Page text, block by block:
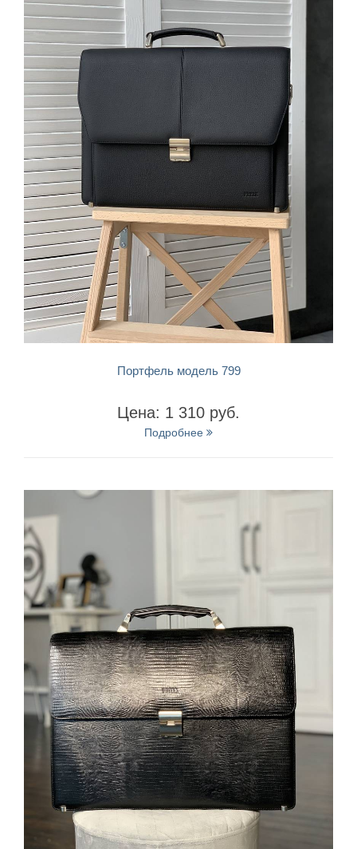
Портфель модель 799
Цена: 1 310 руб.
Подробнее